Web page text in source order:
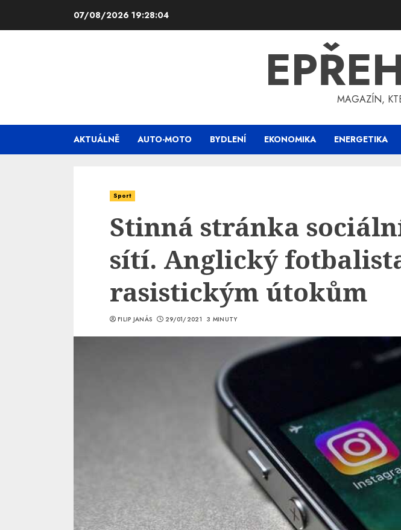
07/08/2026 19:28:05
MAGAZÍN,
AKTUÁLNĚ AUTO-MOTO BYDLENÍ EKONOMIKA ENERGETIKA
Sport
Stinná stránka
sítí. Anglický
rasistickým útokům
FILIP JANÁS 29/01/2021 3 MINUTY